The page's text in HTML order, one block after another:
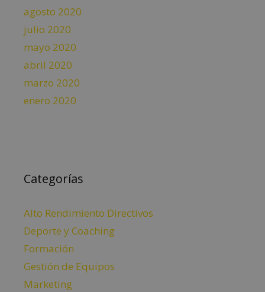
agosto 2020
julio 2020
mayo 2020
abril 2020
marzo 2020
enero 2020
Categorías
Alto Rendimiento Directivos
Deporte y Coaching
Formación
Gestión de Equipos
Marketing